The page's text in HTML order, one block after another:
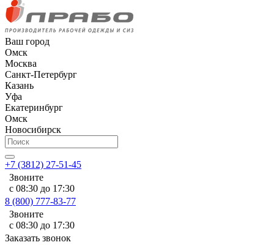
Ваш город
Омск
Москва
Санкт-Петербург
Казань
Уфа
Екатеринбург
Омск
Новосибирск
+7 (3812) 27-51-45
Звоните
с 08:30 до 17:30
8 (800) 777-83-77
Звоните
с 08:30 до 17:30
Заказать звонок